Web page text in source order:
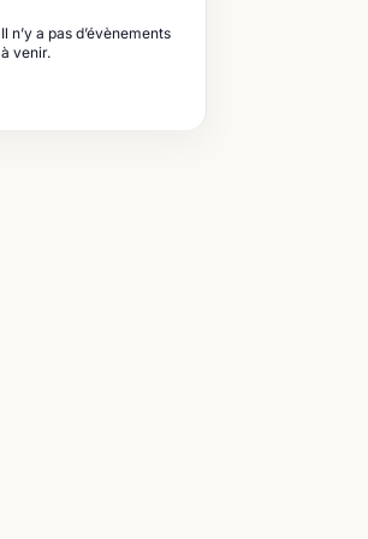
Il n’y a pas d’évènements
à venir.